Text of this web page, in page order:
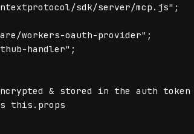
sdk/server/mcp.js"
workers-oauth-provider"
handler"
& stored in the auth token
this.props